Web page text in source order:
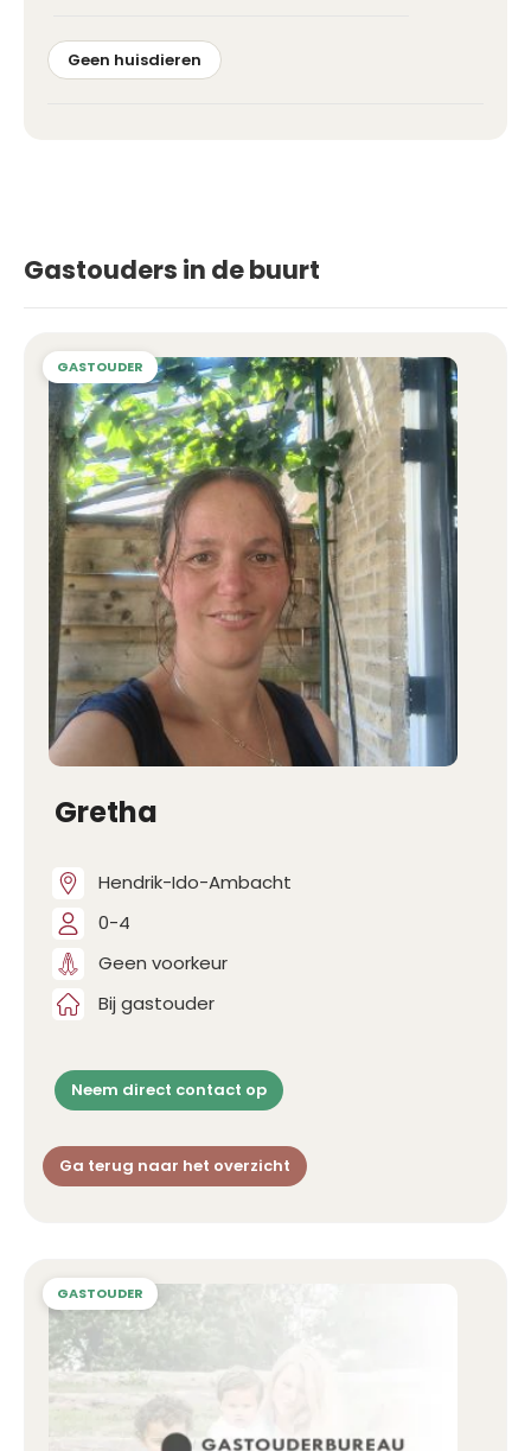
Geen huisdieren
Gastouders in de buurt
Gretha
Hendrik-Ido-Ambacht
0-4
Geen voorkeur
Bij gastouder
Neem direct contact op
Ga terug naar het overzicht